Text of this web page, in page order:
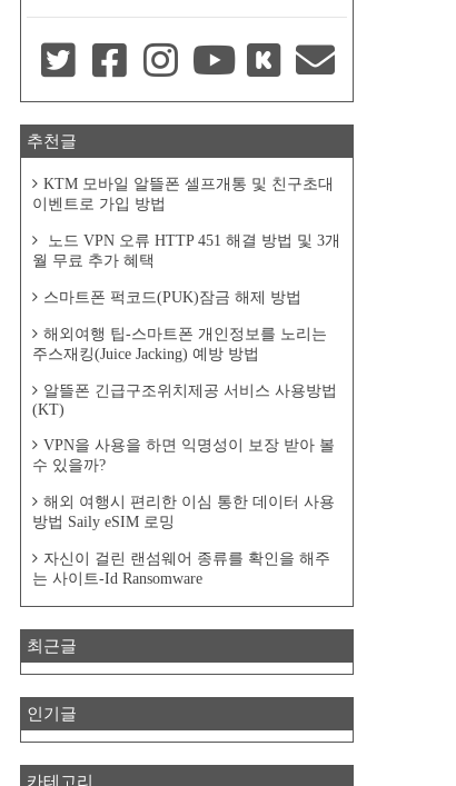
추천글
KTM 모바일 알뜰폰 셀프개통 및 친구초대
이벤트로 가입 방법
노드 VPN 오류 HTTP 451 해결 방법 및 3개
월 무료 추가 혜택
스마트폰 퍽코드(PUK)잠금 해제 방법
해외여행 팁-스마트폰 개인정보를 노리는
주스재킹(Juice Jacking) 예방 방법
알뜰폰 긴급구조위치제공 서비스 사용방법
(KT)
VPN을 사용을 하면 익명성이 보장 받아 볼
수 있을까?
해외 여행시 편리한 이심 통한 데이터 사용
방법 Saily eSIM 로밍
자신이 걸린 랜섬웨어 종류를 확인을 해주
는 사이트-Id Ransomware
최근글
인기글
카테고리